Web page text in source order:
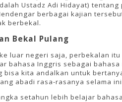
Ustadz Adi Hidayat)
berbagai kajian
berbekal.
Bekal Pulang
luar negeri saja, perbekalan
bahasa Inggris sebagai
bisa kita andalkan untuk
abadi rasa-rasanya selama
setahun lebih belajar